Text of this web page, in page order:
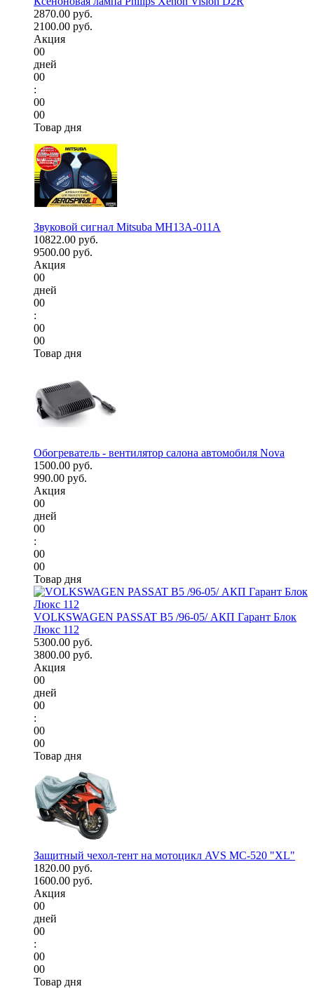
2870.00 руб.
2100.00 руб.
Акция
00
дней
00
:
00
00
Товар дня
Звуковой сигнал Mitsuba MH13A-011A
10822.00 руб.
9500.00 руб.
Акция
00
дней
00
:
00
00
Товар дня
Обогреватель - вентилятор салона автомобиля Nova
1500.00 руб.
990.00 руб.
Акция
00
дней
00
:
00
00
Товар дня
VOLKSWAGEN PASSAT B5 /96-05/ АКП Гарант Блок
Люкс 112
5300.00 руб.
3800.00 руб.
Акция
00
дней
00
:
00
00
Товар дня
Защитный чехол-тент на мотоцикл AVS МС-520 "XL"
1820.00 руб.
1600.00 руб.
Акция
00
дней
00
:
00
00
Товар дня